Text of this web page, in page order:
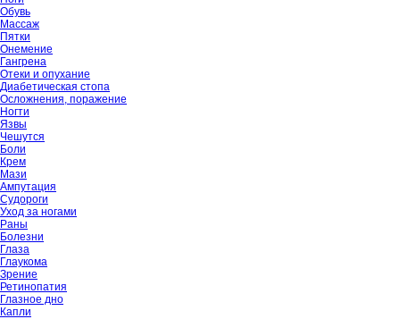
Обувь
Массаж
Пятки
Онемение
Гангрена
Отеки и опухание
Диабетическая стопа
Осложнения, поражение
Ногти
Язвы
Чешутся
Боли
Крем
Мази
Ампутация
Судороги
Уход за ногами
Раны
Болезни
Глаза
Глаукома
Зрение
Ретинопатия
Глазное дно
Капли